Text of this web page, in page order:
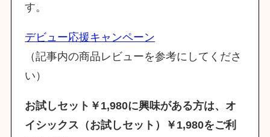
す。
デビュー応援キャンペーン
（記事内の商品レビューを参考にしてくださ
い）
お試しセット￥1,980に興味がある方は、オ
イシックス（お試しセット）￥1,980をご利